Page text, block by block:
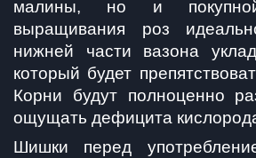
малины, но и
выращивания роз
нижней части вазона
который будет
Корни будут полноценно
ощущать дефицита
Шишки перед